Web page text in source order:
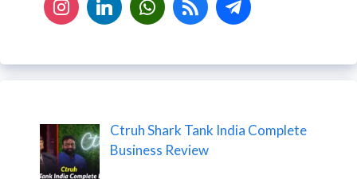
Ctruh Shark Tank India Complete
Business Review